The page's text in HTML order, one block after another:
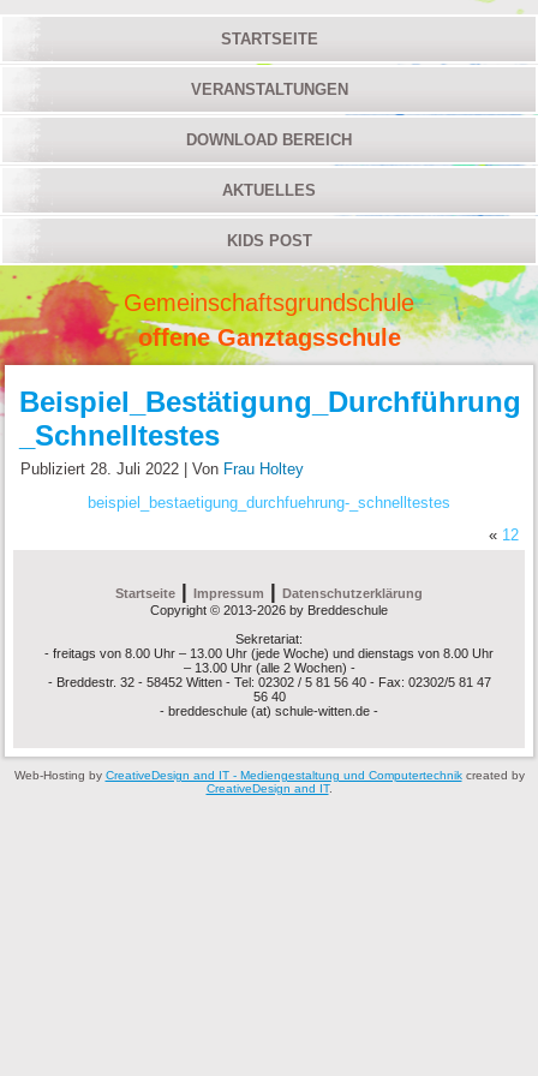
STARTSEITE
VERANSTALTUNGEN
DOWNLOAD BEREICH
AKTUELLES
KIDS POST
Gemeinschaftsgrundschule
offene Ganztagsschule
Beispiel_Bestätigung_Durchführung
_Schnelltestes
Publiziert 28. Juli 2022 |Von Frau Holtey
beispiel_bestaetigung_durchfuehrung-_schnelltestes
« 12
Startseite Impressum
Datenschutzerklärung
Copyright © 2013-2026 by Breddeschule
Sekretariat:
- freitags von 8.00 Uhr – 13.00 Uhr (jede Woche) und dienstags von 8.00 Uhr
– 13.00 Uhr (alle 2 Wochen) -
- Breddestr. 32 - 58452 Witten - Tel: 02302 / 5 81 56 40 - Fax: 02302/5 81 47
56 40
- breddeschule (at) schule-witten.de -
Web-Hosting by CreativeDesign and IT - Mediengestaltung und Computertechnikcreated by
CreativeDesign and IT.